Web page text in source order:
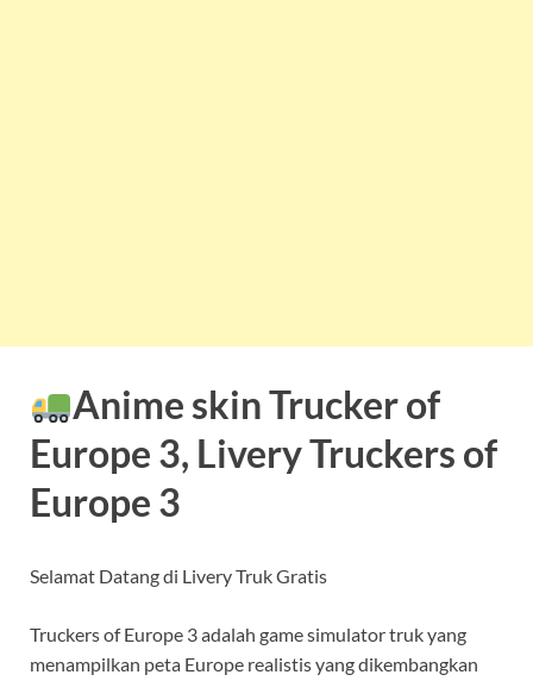
Anime skin Trucker of
Europe 3, Livery Truckers of
Europe 3
Selamat Datang di Livery Truk Gratis
Truckers of Europe 3 adalah game simulator truk yang
menampilkan peta Europe realistis yang dikembangkan